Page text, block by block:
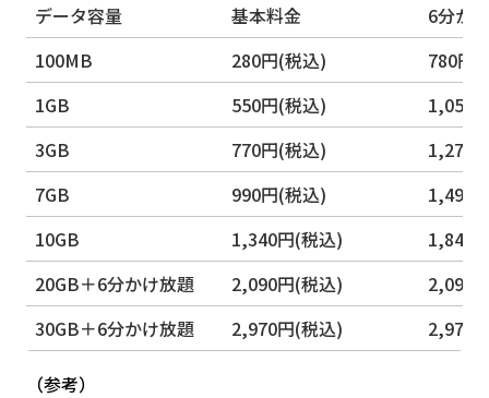
データ容量 基本料金
6分か
100MB
280円(税込)
780円(
1GB
550円(税込)
1,050
3GB
770円(税込)
1,270
7GB
990円(税込)
1,490
10GB
1,340円(税込)
1,840
20GB＋6分かけ放題
2,090円(税込)
2,090
30GB＋6分かけ放題
2,970円(税込) 2,970
（参考）